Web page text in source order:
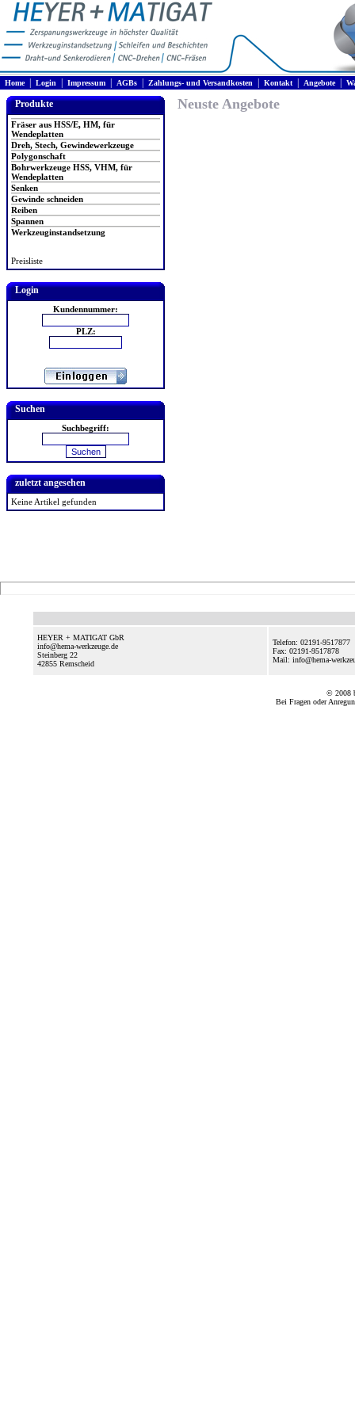
Home| Login Impressum AGBs Zahlungs- und Versandkosten Kontakt| Angebote|
Produkte
Fräser aus HSS/E, HM, für
Wendeplatten
Dreh, Stech, Gewindewerkzeuge
Polygonschaft
Bohrwerkzeuge HSS, VHM, für
Wendeplatten
Senken
Gewinde schneiden
Reiben
Spannen
Werkzeuginstandsetzung
Preisliste
Login
Kundennummer:
PLZ:
Suchen
Suchbegriff:
zuletzt angesehen
Keine Artikel gefunden
Neuste Angebote
HEYER + MATIGAT GbR
info@hema-werkzeuge.de
Steinberg 22
42855 Remscheid
Telefon: 02191-9517877
Fax: 02191-9517878
Mail: info@hema-
© 2008
Bei Fragen oder